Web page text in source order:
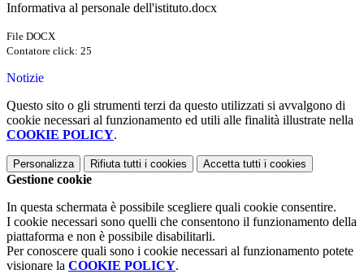
Informativa al personale dell'istituto.docx
File DOCX
Contatore click: 25
Notizie
Questo sito o gli strumenti terzi da questo utilizzati si avvalgono di
cookie necessari al funzionamento ed utili alle finalità illustrate nella
COOKIE POLICY.
Personalizza Rifiuta tutti i cookies Accetta tutti i cookies
Gestione cookie
In questa schermata è possibile scegliere quali cookie consentire.
I cookie necessari sono quelli che consentono il funzionamento della
piattaforma e non è possibile disabilitarli.
Per conoscere quali sono i cookie necessari al funzionamento potete
visionare la COOKIE POLICY.